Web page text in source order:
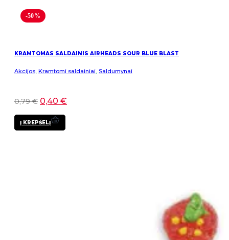
-50%
KRAMTOMAS SALDAINIS AIRHEADS SOUR BLUE BLAST
Akcijos Kramtomi saldainiai Saldumynai
0,79€ 0,40 €
Į KREPŠELĮ